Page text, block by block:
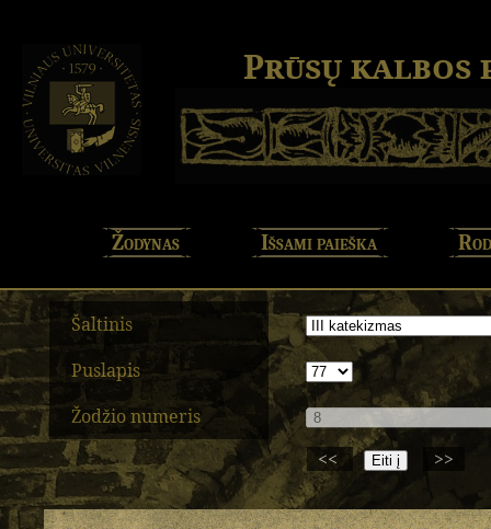
Prūsų kalbos
Žodynas Išsami paieška
Šaltinis
Puslapis
Žodžio numeris
<<
>>